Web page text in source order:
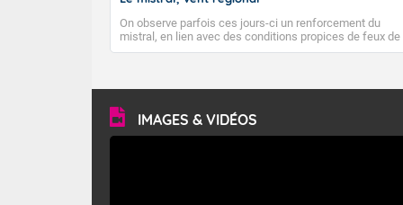
On observe parfois ces jours-ci un renforcement du
mistral, en lien avec des conditions propices de feux de
forêt. Mais qu'est-ce que le mistral ? Quelles sont ses
vitesse moyenne de 50 km/h et atteindre 80 à 100 km/h
en rafales, parfois davantage. Il parcourt la basse vallée
du Rhône et la Provence et envahit le littoral
méditerranéen à partir de la Camargue.
IMAGES & VIDÉOS